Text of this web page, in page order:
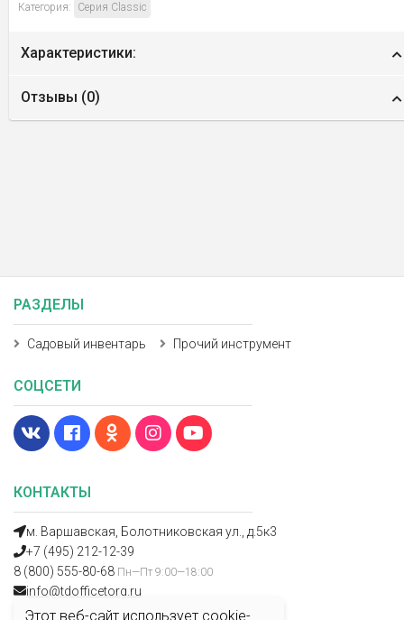
Этот веб-сайт использует cookie-
Категория: Серия Classic
Характеристики:
Отзывы (0)
КОНТАКТЫ
м. Варшавская, Болотниковская ул., д.5к3
+7 (495) 212-12-39
8 (800) 555-80-68 Пн—Пт 9:00—18:00
info@tdofficetorg.ru
РАЗДЕЛЫ
Садовый инвентарь Прочий инструмент
СОЦСЕТИ